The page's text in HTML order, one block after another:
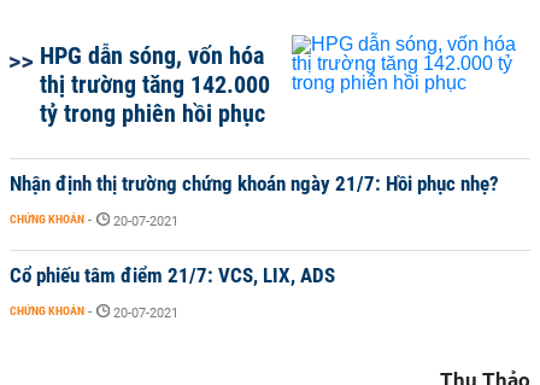
HPG dẫn sóng, vốn hóa
thị trường tăng 142.000
tỷ trong phiên hồi phục
Nhận định thị trường chứng khoán ngày 21/7: Hồi phục nhẹ?
CHỨNG KHOÁN - 20-07-2021
Cổ phiếu tâm điểm 21/7: VCS, LIX, ADS
CHỨNG KHOÁN - 20-07-2021
Thu Thảo